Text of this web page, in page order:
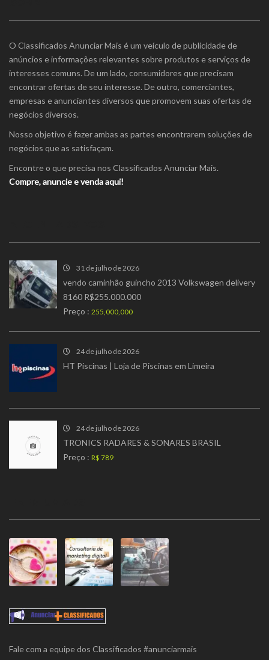
O Classificados Anunciar Mais é um veículo de publicidade de
anúncios e informações relevantes sobre produtos e serviços de
interesses comuns. De um lado, consumidores que precisam
encontrar ofertas de seu interesse. De outro, comerciantes,
empresas e anunciantes diversos que promovem suas ofertas de
negócios diversos.
Nosso objetivo é fazer ambas as partes encontrarem soluções de
negócios que as satisfaçam.
Encontre o que precisa nos Classificados Anunciar Mais.
Compre, anuncie e venda aqui!
31 de julho de 2026
vendo caminhão guincho 2013 Volkswagen delivery
8160 R$255.000.000
Preço : 255,000,000
24 de julho de 2026
HT Piscinas | Loja de Piscinas em Limeira
24 de julho de 2026
TRONICS RADARES & SONARES BRASIL
Preço : R$ 789
Fale com a equipe dos Classificados #anunciarmais